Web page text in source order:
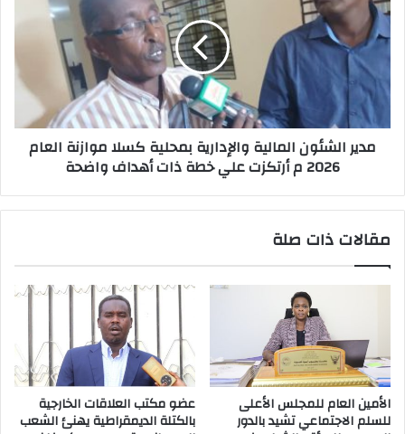
مدير الشئون المالية والإدارية بمحلية كسلا موازنة العام
2026 م أرتكزت علي خطة ذات أهداف واضحة
مقالات ذات صلة
الأمين العام للمجلس الأعلى
للسلم الاجتماعي تشيد بالدور
عضو مكتب العلاقات الخارجية
بالكتلة الديمقراطية يهنئ الشعب